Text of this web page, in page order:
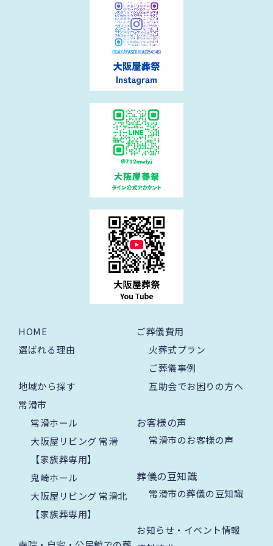
HOME
選ばれる理由
地域から探す
常滑市
常滑ホール
大阪屋リビング 常滑
【家族葬専用】
鬼崎ホール
大阪屋リビング 常滑北
【家族葬専用】
ご葬儀費用
火葬式プラン
ご葬儀事例
互助会でお困りの方へ
お客様の声
常滑市のお客様の声
葬儀の豆知識
常滑市の葬儀の豆知識
お知らせ・イベント情報